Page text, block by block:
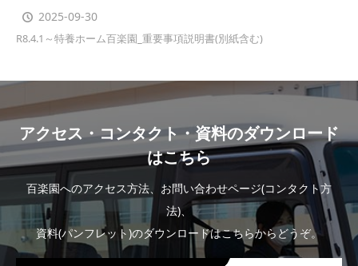
2025-09-30
R8.4.1～特養ホーム百楽園_重要事項説明書(別紙含む)
アクセス・コンタクト・資料のダウンロード
はこちら
百楽園へのアクセス方法、お問い合わせページ(コンタクト方
法)、
資料(パンフレット)のダウンロードはこちらからどうぞ。